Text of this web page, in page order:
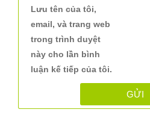
Lưu tên của tôi,
email, và trang web
trong trình duyệt
này cho lần bình
luận kế tiếp của tôi.